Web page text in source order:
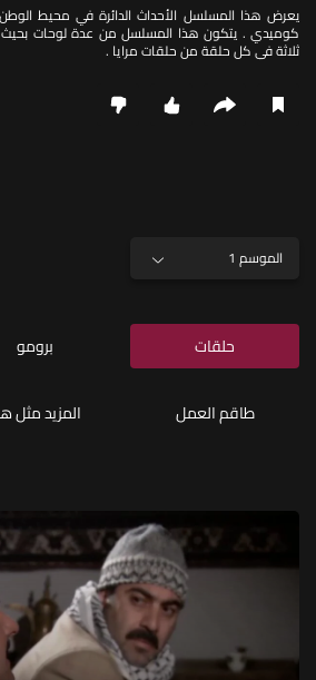
يعرض هذا المسلسل الأحداث الدائرة في محيط
كوميدي . يتكون هذا المسلسل من عدة لوحات بحيث
ثلاثة في كل حلقة من حلقات مرايا .
الموسم 1
حلقات برومو
طاقم العمل المزيد مثل